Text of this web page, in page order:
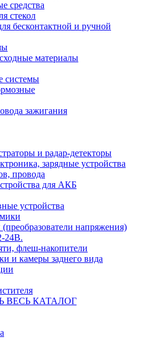
средства
стекол
бесконтактной и ручной
материалы
системы
зажигания
и радар-детекторы
зарядные устройства
провода
для АКБ
устройства
напряжения)
24В.
флеш-накопители
и камеры заднего вида
ВЕСЬ КАТАЛОГ